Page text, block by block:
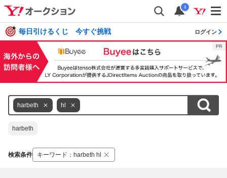
i
毎日引けるくじ 今すぐ挑戦 ログイン
harbeth hl
harbeth
検索条件 キーワード ： harbeth hl